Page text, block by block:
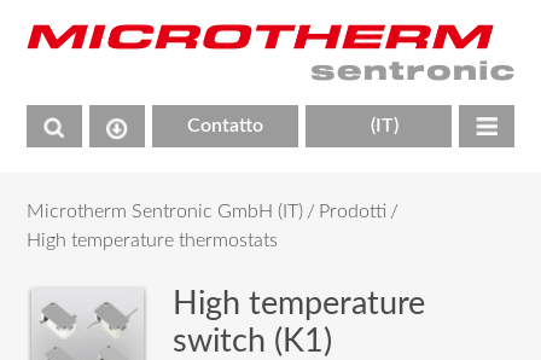
Contatto (IT)
Microtherm Sentronic GmbH (IT)
Prodotti
High temperature thermostats
High temperature
switch (K1)